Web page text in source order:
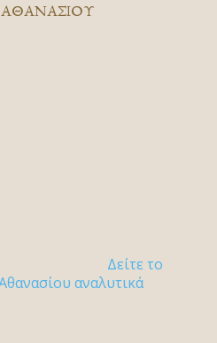
Δείτε το
αναλυτικά